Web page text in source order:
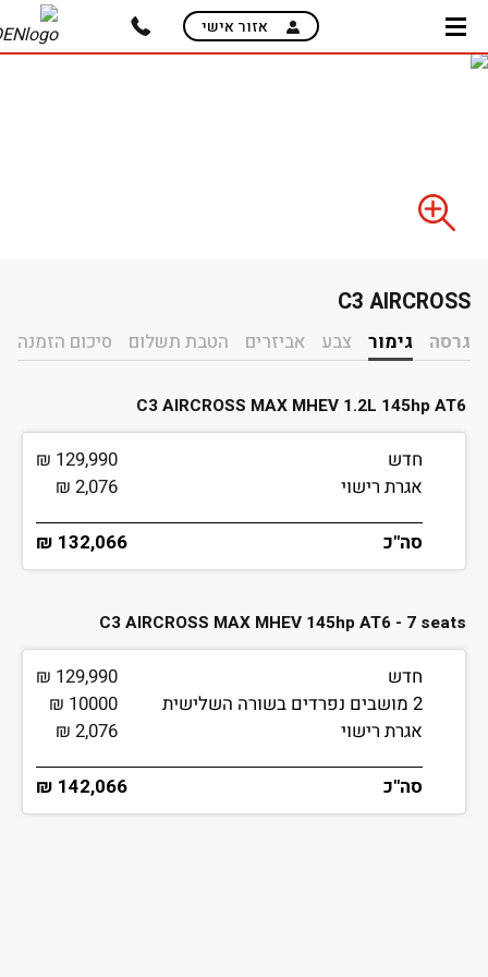
skip
main
אזור אישי
C3 AIRCROSS
ה-C3 AIRCROSS בדרך אליך
גרסה גימור צבע אביזרים הטבת תשלום סיכום הזמנה
C3 AIRCROSS MAX MHEV 1.2L 145hp AT6
חדש
129,990 ₪
אגרת רישוי
2,076 ₪
סה"כ 132,066 ₪
C3 AIRCROSS MAX MHEV 145hp AT6 - 7 seats
חדש
129,990 ₪
2 מושבים נפרדים בשורה השלישית
10000 ₪
אגרת רישוי
2,076 ₪
סה"כ 142,066 ₪